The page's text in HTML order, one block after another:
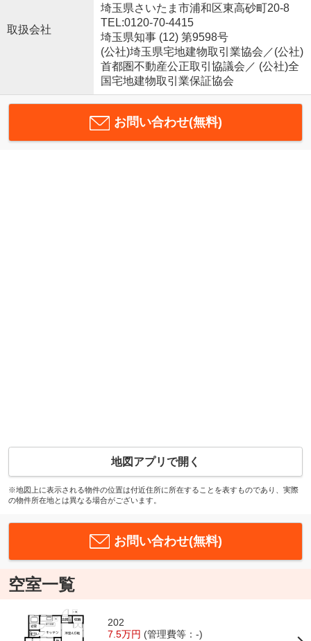
取扱会社
埼玉県さいたま市浦和区東高砂町20-8
TEL:0120-70-4415
埼玉県知事 (12) 第9598号
(公社)埼玉県宅地建物取引業協会／(公社)
首都圏不動産公正取引協議会／ (公社)全
国宅地建物取引業保証協会
お問い合わせ(無料)
地図アプリで開く
※地図上に表示される物件の位置は付近住所に所在することを表すものであり、実際
の物件所在地とは異なる場合がございます。
お問い合わせ(無料)
空室一覧
202
7.5万円 (管理費等：-)